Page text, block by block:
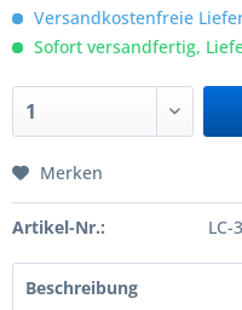
Versandkostenfreie
Sofort versandfertig,
Merken
Artikel-Nr.: LC-
Beschreibung